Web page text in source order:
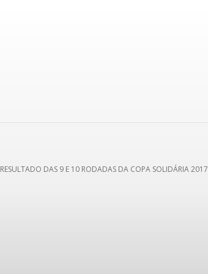
RESULTADO DAS 9 E 10 RODADAS DA COPA SOLIDÁRIA 2017